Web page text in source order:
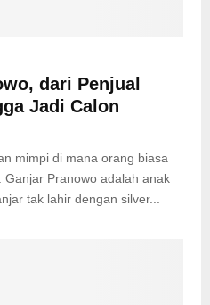
dari Penjual
Jadi Calon
mimpi di mana orang biasa
Pranowo adalah anak
tak lahir dengan silver...